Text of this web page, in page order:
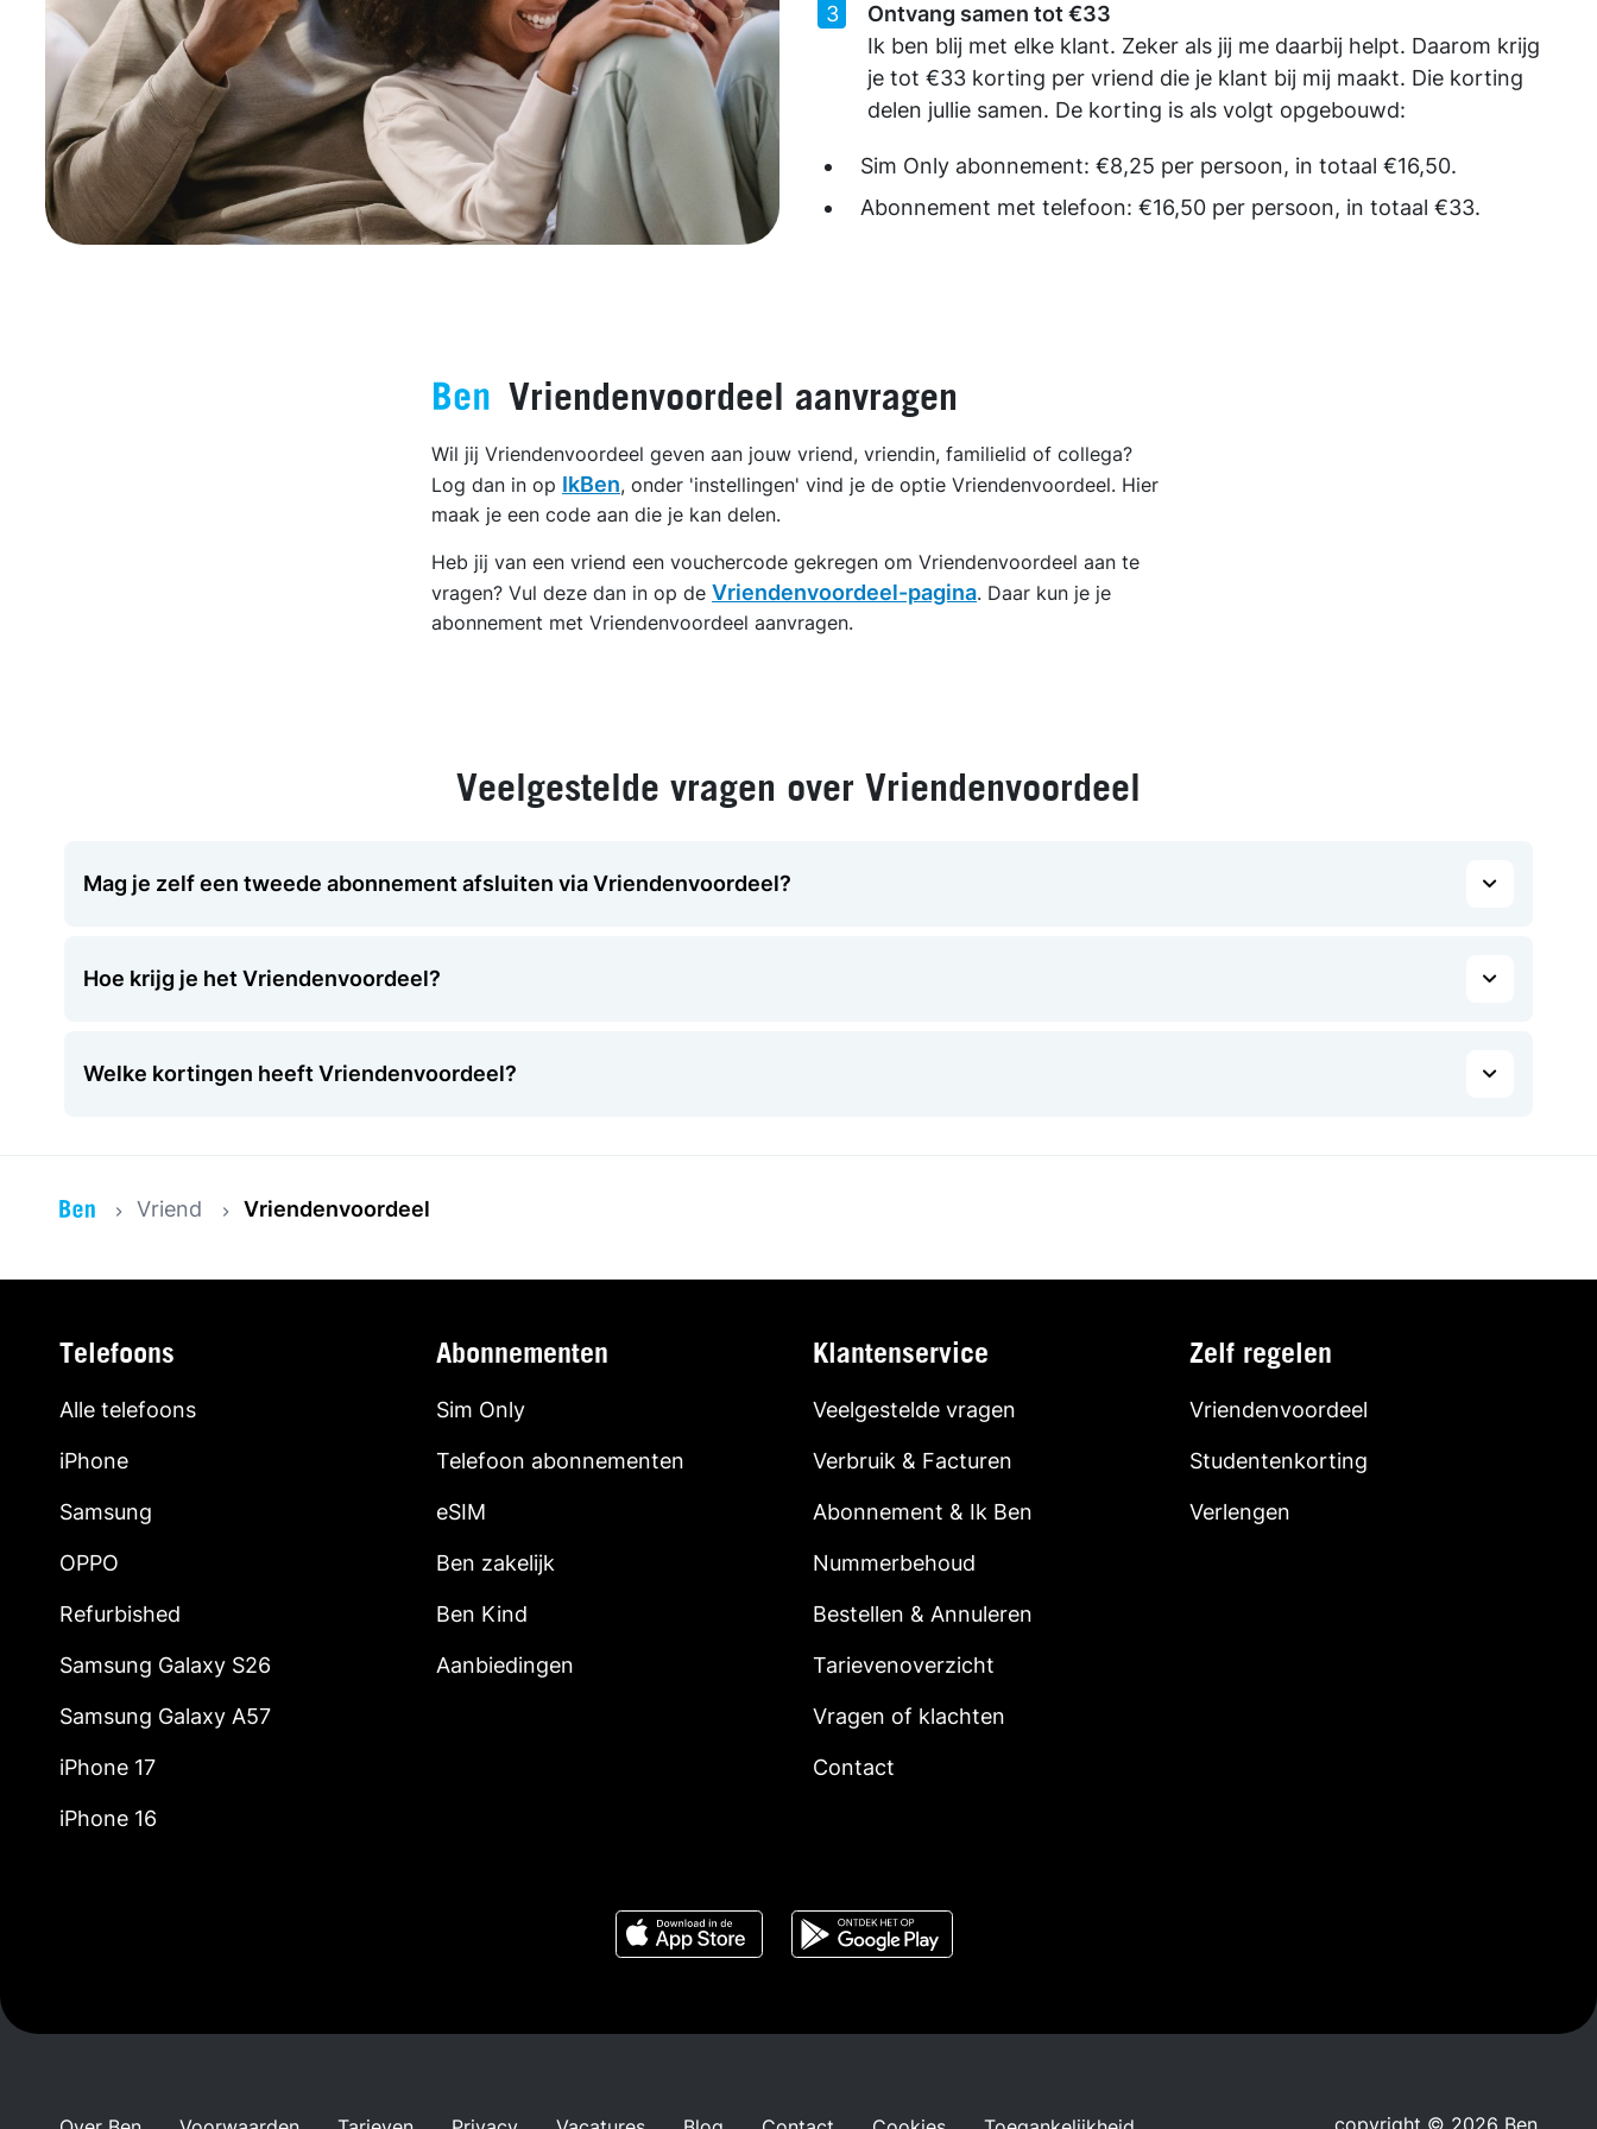
Ontvang samen tot €33
Ik ben blij met elke klant. Zeker als jij me daarbij helpt. Daarom krijg
je tot €33 korting per vriend die je klant bij mij maakt. Die korting
delen jullie samen. De korting is als volgt opgebouwd:
Sim Only abonnement: €8,25 per persoon, in totaal €16,50.
Abonnement met telefoon: €16,50 per persoon, in totaal €33.
Vriendenvoordeel aanvragen
Wil jij Vriendenvoordeel geven aan jouw vriend, vriendin, familielid of collega?
Log dan in op IkBen, onder 'instellingen' vind je de optie Vriendenvoordeel. Hier
maak je een code aan die je kan delen.
Heb jij van een vriend een vouchercode gekregen om Vriendenvoordeel aan te
vragen? Vul deze dan in op de Vriendenvoordeel-pagina. Daar kun je je
abonnement met Vriendenvoordeel aanvragen.
Veelgestelde vragen over Vriendenvoordeel
Mag je zelf een tweede abonnement afsluiten via Vriendenvoordeel?
Hoe krijg je het Vriendenvoordeel?
Welke kortingen heeft Vriendenvoordeel?
Vriend Vriendenvoordeel
Telefoons
Alle telefoons
iPhone
Samsung
OPPO
Refurbished
Samsung Galaxy S26
Samsung Galaxy A57
iPhone 17
iPhone 16
Abonnementen
Sim Only
Telefoon abonnementen
eSIM
Ben zakelijk
Ben Kind
Aanbiedingen
Klantenservice
Veelgestelde vragen
Verbruik & Facturen
Abonnement & Ik Ben
Nummerbehoud
Bestellen & Annuleren
Tarievenoverzicht
Vragen of klachten
Contact
Zelf regelen
Vriendenvoordeel
Studentenkorting
Verlengen